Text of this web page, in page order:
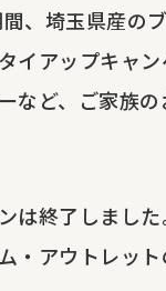
、埼玉県産の
イアップキャ
など、ご家族
終了しました
・アウトレット